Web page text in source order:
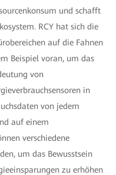
und schafft
RCY hat sich die
auf die Fahnen
Beispiel voran, um das
von
in
von jedem
auf einem
verschiedene
um das Bewusstsein
zu erhöhen